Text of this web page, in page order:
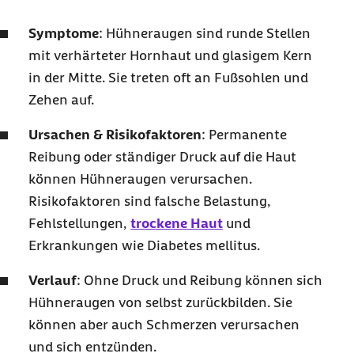
Hühneraugen entstehen?
Hilfreiche Links
Symptome: Hühneraugen sind runde Stellen
mit verhärteter Hornhaut und glasigem Kern
in der Mitte. Sie treten oft an Fußsohlen und
Zehen auf.
Ursachen & Risikofaktoren: Permanente
Reibung oder ständiger Druck auf die Haut
können Hühneraugen verursachen.
Risikofaktoren sind falsche Belastung,
Fehlstellungen, trockene Haut und
Erkrankungen wie Diabetes mellitus.
Verlauf: Ohne Druck und Reibung können sich
Hühneraugen von selbst zurückbilden. Sie
können aber auch Schmerzen verursachen
und sich entzünden.